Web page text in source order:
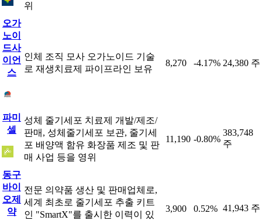
위
오가
노이
드사
이언
스
인체 조직 모사 오가노이드 기술
로 재생치료제 파이프라인 보유
8,270 -4.17% 24,380 주
파미
셀
성체 줄기세포 치료제 개발/제조/
판매, 성체줄기세포 보관, 줄기세
포 배양액 함유 화장품 제조 및 판
매 사업 등을 영위
11,190 -0.80%
383,748
주
동구
바이
오제
약
전문 의약품 생산 및 판매업체로,
세계 최초로 줄기세포 추출 키트
인 "SmartX"를 출시한 이력이 있
3,900 0.52% 41,943 주